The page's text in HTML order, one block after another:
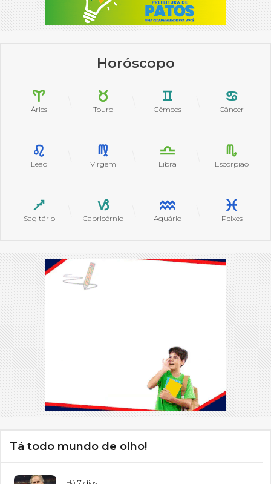
Horóscopo
Áries Touro Gêmeos Câncer
Leão Virgem Libra Escorpião
Sagitário Capricórnio Aquário Peixes
Tá todo mundo de olho!